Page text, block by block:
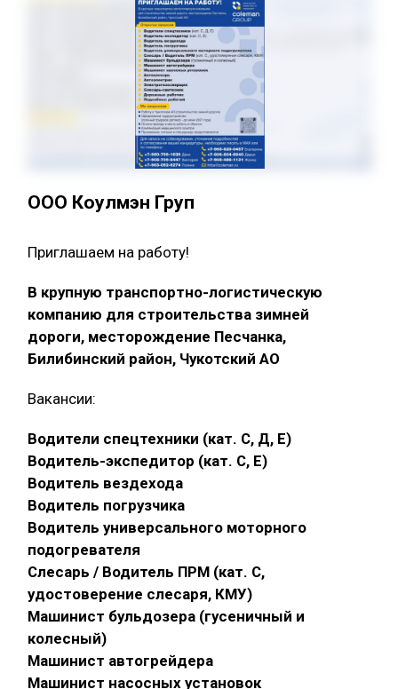
ООО Коулмэн Груп
Приглашаем на работу!
В крупную транспортно-логистическую
компанию для строительства зимней
дороги, месторождение Песчанка,
Билибинский район, Чукотский АО
Вакансии:
Водители спецтехники (кат. С, Д, Е)
Водитель-экспедитор (кат. С, Е)
Водитель вездехода
Водитель погрузчика
Водитель универсального моторного
подогревателя
Слесарь / Водитель ПРМ (кат. С,
удостоверение слесаря, КМУ)
Машинист бульдозера (гусеничный и
колесный)
Машинист автогрейдера
Машинист насосных установок